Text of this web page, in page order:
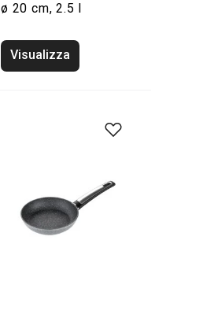
ø 20 cm, 2.5 l
Visualizza